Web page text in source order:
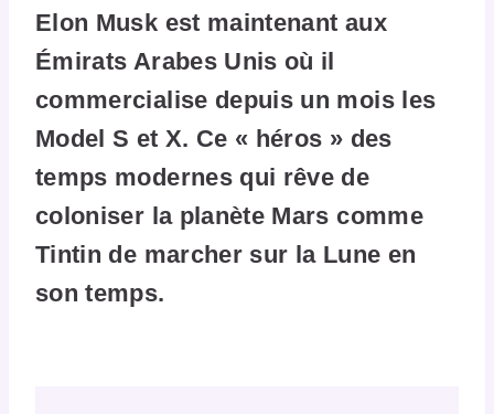
Elon Musk est maintenant aux
Émirats Arabes Unis où il
commercialise depuis un mois les
Model S et X. Ce « héros » des
temps modernes qui rêve de
coloniser la planète Mars comme
Tintin de marcher sur la Lune en
son temps.